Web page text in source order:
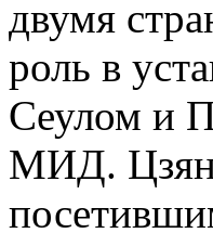
двумя
роль в
Сеулом и
МИД. Цзян